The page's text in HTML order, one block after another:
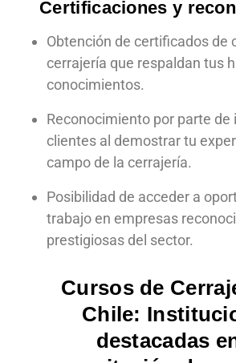
Certificaciones y
Obtención de certificados de
cerrajería que respaldan tus
conocimientos.
Reconocimiento por parte de
clientes al demostrar tu
campo de la cerrajería.
Posibilidad de acceder a
trabajo en empresas
prestigiosas del sector.
Cursos de
Chile:
destacadas